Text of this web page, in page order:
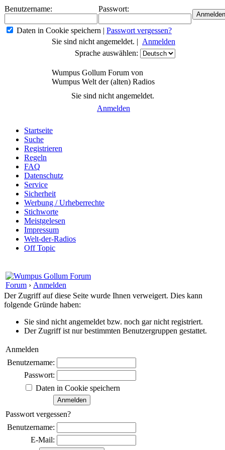
Benutzername: Passwort:
Daten in Cookie speichern | Passwort vergessen?
Sie sind nicht angemeldet. | Anmelden
Sprache auswählen:
Wumpus Gollum Forum von
Wumpus Welt der (alten) Radios
Sie sind nicht angemeldet.
Anmelden
Startseite
Suche
Registrieren
Regeln
FAQ
Datenschutz
Service
Sicherheit
Werbung / Urheberrechte
Stichworte
Meistgelesen
Impressum
Welt-der-Radios
Off Topic
Forum › Anmelden
Der Zugriff auf diese Seite wurde Ihnen verweigert. Dies kann
folgende Gründe haben:
Sie sind nicht angemeldet bzw. noch gar nicht registriert.
Der Zugriff ist nur bestimmten Benutzergruppen gestattet.
Anmelden
Benutzername:
Passwort:
Daten in Cookie speichern
Passwort vergessen?
Benutzername:
E-Mail: